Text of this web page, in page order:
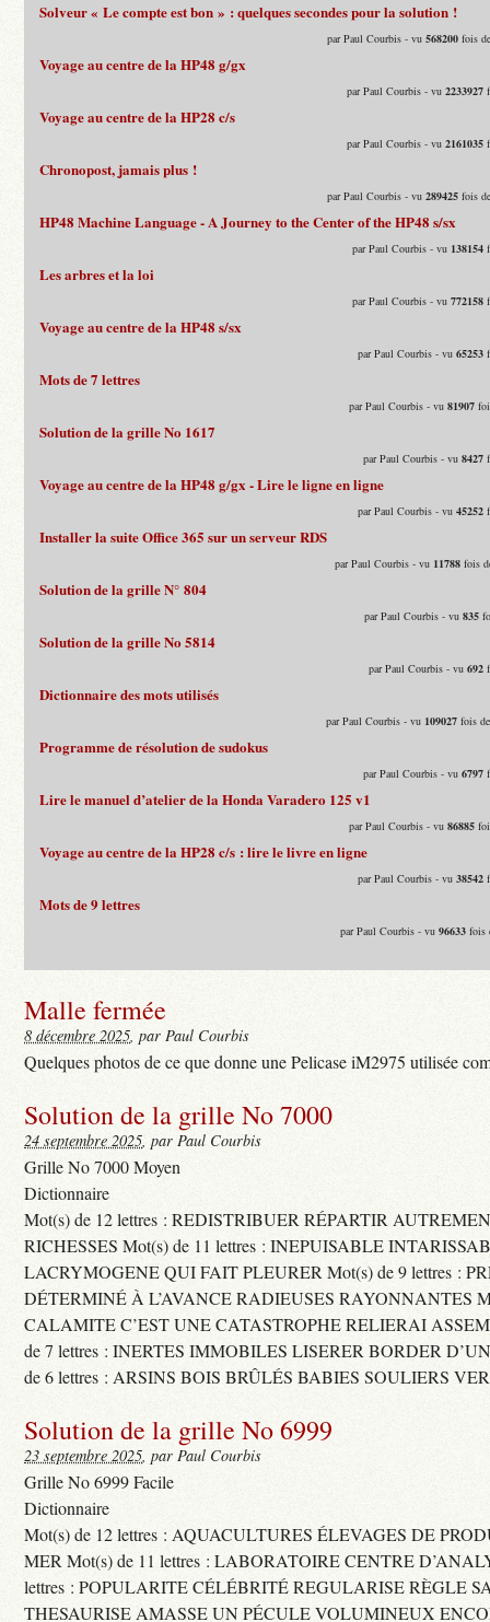
Solveur « Le compte est bon » : quelques secondes pour la solution !
par Paul Courbis - vu568200 fois
Voyage au centre de la HP48 g/gx
par Paul Courbis - vu2233927
Voyage au centre de la HP28 c/s
par Paul Courbis - vu2161035
Chronopost, jamais plus !
par Paul Courbis - vu289425 fois
HP48 Machine Language - A Journey to the Center of the HP48 s/sx
par Paul Courbis - vu 138154
Les arbres et la loi
par Paul Courbis - vu772158
Voyage au centre de la HP48 s/sx
par Paul Courbis - vu65253
Mots de 7 lettres
par Paul Courbis - vu81907
Solution de la grille No 1617
par Paul Courbis - vu8427
Voyage au centre de la HP48 g/gx - Lire le ligne en ligne
par Paul Courbis - vu45252
Installer la suite Office 365 sur un serveur RDS
par Paul Courbis - vu 11788 fois
Solution de la grille N° 804
par Paul Courbis - vu835
Solution de la grille No 5814
par Paul Courbis - vu692
Dictionnaire des mots utilisés
par Paul Courbis - vu 109027 fois
Programme de résolution de sudokus
par Paul Courbis - vu6797
Lire le manuel d’atelier de la Honda Varadero 125 v1
par Paul Courbis - vu86885
Voyage au centre de la HP28 c/s : lire le livre en ligne
par Paul Courbis - vu38542
Mots de 9 lettres
par Paul Courbis - vu96633 fois
Malle fermée
8 décembre 2025, par Paul Courbis
Quelques photos de ce que donne une Pelicase iM2975 utilisée
Solution de la grille No 7000
24 septembre 2025, par Paul Courbis
Grille No 7000 Moyen
Dictionnaire
Mot(s) de 12 lettres : REDISTRIBUER RÉPARTIR
RICHESSES Mot(s) de 11 lettres : INEPUISABLE
LACRYMOGENE QUI FAIT PLEURER Mot(s) de 9 lettres :
DÉTERMINÉ À L’AVANCE RADIEUSES RAYONNANTES
CALAMITE C’EST UNE CATASTROPHE RELIERAI
de 7 lettres : INERTES IMMOBILES LISERER BORDER
de 6 lettres : ARSINS BOIS BRÛLÉS BABIES SOULIERS
Solution de la grille No 6999
23 septembre 2025, par Paul Courbis
Grille No 6999 Facile
Dictionnaire
Mot(s) de 12 lettres : AQUACULTURES ÉLEVAGES DE
MER Mot(s) de 11 lettres : LABORATOIRE CENTRE
lettres : POPULARITE CÉLÉBRITÉ REGULARISE RÈGLE
THESAURISE AMASSE UN PÉCULE VOLUMINEUX